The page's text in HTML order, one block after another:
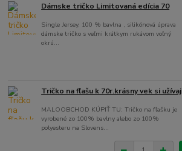
Dámske tričko Limitovaná edícia 70
Single Jersey, 100 % bavlna , silikónová úprava
dámske tričko s veľmi krátkym rukávom voľný
okrú...
Tričko na fľašu k 70r.krásny vek si užívaj
MALOOBCHOD KÚPIŤ TU: Tričko na fľašku je
vyrobené zo 100% bavlny alebo zo 100%
polyesteru na Slovens...